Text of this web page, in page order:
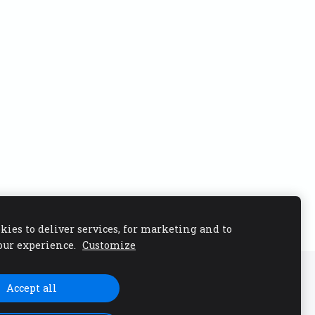
to deliver services, for marketing and to
experience. Customize
Accept all